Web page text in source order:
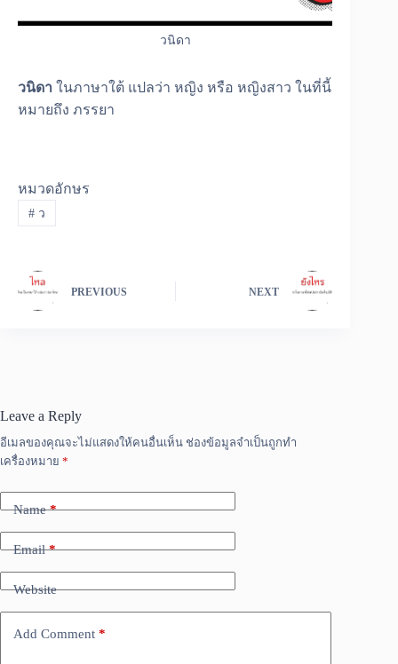
วนิดา
วนิดา ในภาษาใต้ แปลว่า หญิง หรือ หญิงสาว ในที่นี้
หมายถึง ภรรยา
หมวดอักษร
#ว
PREVIOUS NEXT
Leave a Reply
อีเมลของคุณจะไม่แสดงให้คนอื่นเห็น ช่องข้อมูลจำเป็นถูกทำ
เครื่องหมาย *
Name*
Email*
Website
Add Comment *